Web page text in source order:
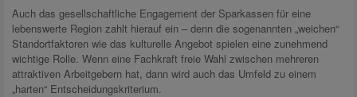
Auch das gesellschaftliche Engagement der Sparkassen für eine
lebenswerte Region zahlt hierauf ein – denn die sogenannten „weichen“
Standortfaktoren wie das kulturelle Angebot spielen eine zunehmend
wichtige Rolle. Wenn eine Fachkraft freie Wahl zwischen mehreren
attraktiven Arbeitgebern hat, dann wird auch das Umfeld zu einem
„harten“ Entscheidungskriterium.